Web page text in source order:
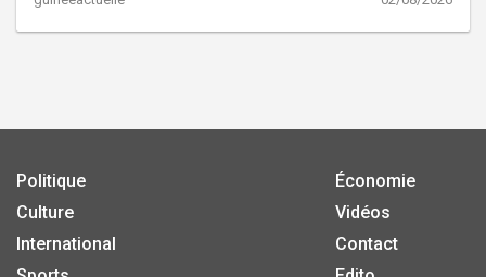
Politique
Culture
International
Économie
Vidéos
Contact